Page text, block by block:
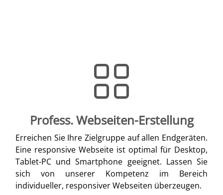
Profess. Webseiten-Erstellung
Erreichen Sie Ihre Zielgruppe auf allen Endgeräten.
Eine responsive Webseite ist optimal für Desktop,
Tablet-PC und Smartphone geeignet. Lassen Sie
sich von unserer Kompetenz im Bereich
individueller, responsiver Webseiten überzeugen.